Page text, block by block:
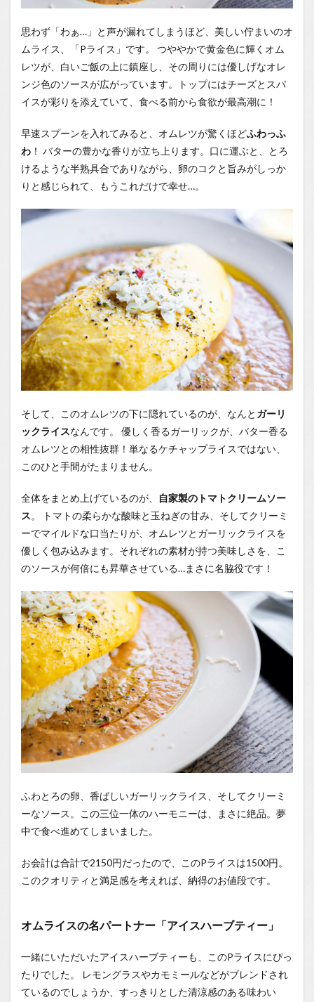
思わず「わぁ…」と声が漏れてしまうほど、美しい佇まいのオ
ムライス、「Pライス」です。 つややかで黄金色に輝くオム
レツが、白いご飯の上に鎮座し、その周りには優しげなオレ
ンジ色のソースが広がっています。トップにはチーズとスパ
イスが彩りを添えていて、食べる前から食欲が最高潮に！
早速スプーンを入れてみると、オムレツが驚くほどふわっふ
わ ！ バターの豊かな香りが立ち上ります。口に運ぶと、とろ
けるような半熟具合でありながら、卵のコクと旨みがしっか
りと感じられて、もうこれだけで幸せ…。
そして、このオムレツの下に隠れているのが、なんと ガーリ
ックライスなんです。 優しく香るガーリックが、バター香る
オムレツとの相性抜群！単なるケチャップライスではない、
このひと手間がたまりません。
全体をまとめ上げているのが、
自家製のトマトクリームソー
ス。 トマトの柔らかな酸味と玉ねぎの甘み、そしてクリーミ
ーでマイルドな口当たりが、オムレツとガーリックライスを
優しく包み込みます。それぞれの素材が持つ美味しさを、こ
のソースが何倍にも昇華させている…まさに名脇役です！
ふわとろの卵、香ばしいガーリックライス、そしてクリーミ
ーなソース。この三位一体のハーモニーは、まさに絶品。夢
中で食べ進めてしまいました。
お会計は合計で2150円だったので、このPライスは1500円。
このクオリティと満足感を考えれば、納得のお値段です。
オムライスの名パートナー「アイスハーブティー」
一緒にいただいたアイスハーブティーも、このPライスにぴっ
たりでした。 レモングラスやカモミールなどがブレンドされ
ているのでしょうか、すっきりとした清涼感のある味わい